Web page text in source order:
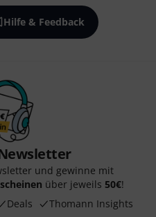
Hilfe & Feedback
und gewinne mit
über jeweils 50€!
Deals Thomann Insights